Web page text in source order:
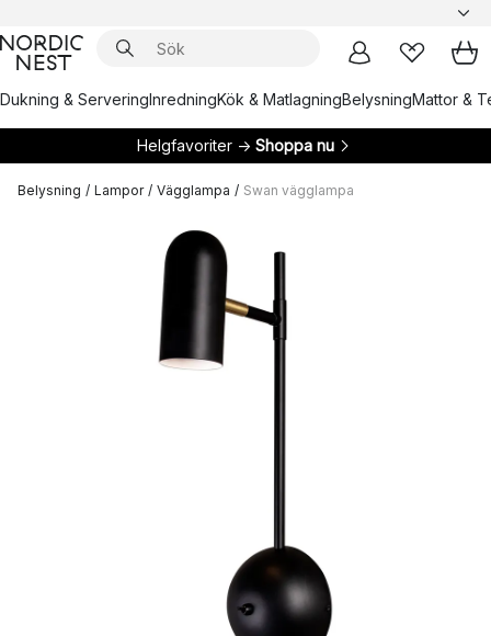
Dukning & ServeringInredningKök & MatlagningBelysningMattor &
Helgfavoriter → Shoppa nu
Belysning / Lampor / Vägglampa / Swan vägglampa